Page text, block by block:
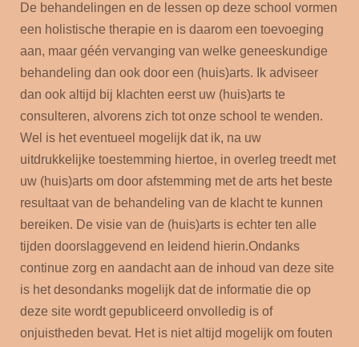
De behandelingen en de lessen op deze school vormen
een holistische therapie en is daarom een toevoeging
aan, maar géén vervanging van welke geneeskundige
behandeling dan ook door een (huis)arts. Ik adviseer
dan ook altijd bij klachten eerst uw (huis)arts te
consulteren, alvorens zich tot onze school te wenden.
Wel is het eventueel mogelijk dat ik, na uw
uitdrukkelijke toestemming hiertoe, in overleg treedt met
uw (huis)arts om door afstemming met de arts het beste
resultaat van de behandeling van de klacht te kunnen
bereiken. De visie van de (huis)arts is echter ten alle
tijden doorslaggevend en leidend hierin.Ondanks
continue zorg en aandacht aan de inhoud van deze site
is het desondanks mogelijk dat de informatie die op
deze site wordt gepubliceerd onvolledig is of
onjuistheden bevat. Het is niet altijd mogelijk om fouten